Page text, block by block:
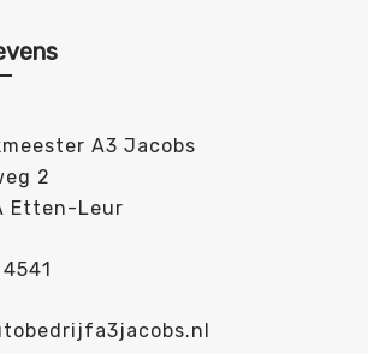
A3 Jacobs
2
Etten-Leur